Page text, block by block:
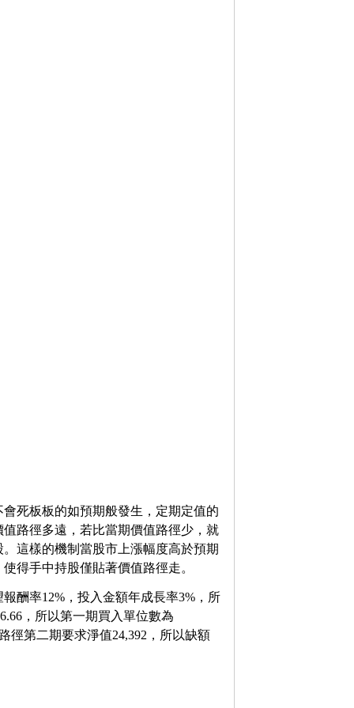
死板板的如預期般發生，定期定值的
路徑多遠，若比當期價值路徑少，就
這樣的機制當股市上漲幅度高於預期
得手中持股僅貼著價值路徑走。
酬率12%，投入金額年成長率3%，所
，所以第一期買入單位數為
徑第二期要求淨值24,392，所以缺額